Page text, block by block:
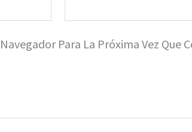
Para La Próxima Vez Que